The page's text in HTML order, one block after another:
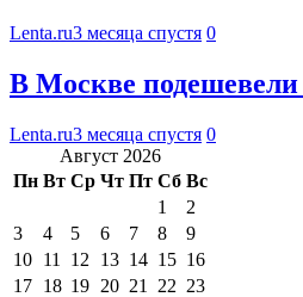
Lenta.ru3 месяца спустя 0
В Москве
Lenta.ru3 месяца спустя 0
Август 2026
Пн Вт Ср Чт Пт Сб Вс
1
2
3
4 5 6 7 8
9
10 11 12 13 14 15 16
17 18 19 20 21 22 23